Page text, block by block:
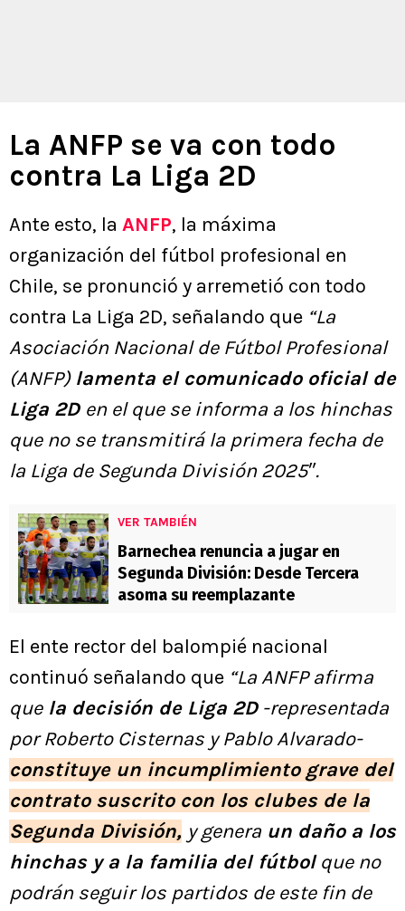
La ANFP se va con todo
contra La Liga 2D
Ante esto, la ANFP, la máxima
organización del fútbol profesional en
Chile, se pronunció y arremetió con todo
contra La Liga 2D, señalando que “La
Asociación Nacional de Fútbol Profesional
(ANFP) lamenta el comunicado oficial de
Liga 2D en el que se informa a los hinchas
que no se transmitirá la primera fecha de
la Liga de Segunda División 2025″.
VER TAMBIÉN
Barnechea renuncia a jugar en
Segunda División: Desde Tercera
asoma su reemplazante
El ente rector del balompié nacional
continuó señalando que “La ANFP afirma
quela decisión de Liga 2D-representada
por Roberto Cisternas y Pablo Alvarado-
constituye un incumplimiento grave del
contrato suscrito con los clubes de la
Segunda División, y genera un daño a los
hinchas y a la familia del fútbolque no
podrán seguir los partidos de este fin de